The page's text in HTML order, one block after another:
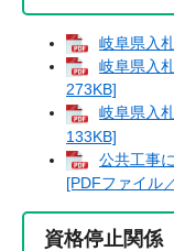
岐阜県入
岐阜県入
273KB]
岐阜県入
133KB]
公共工事
[PDFファイル
資格停止関係